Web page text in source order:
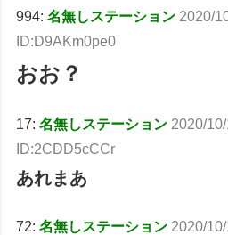
994:名無しステーション 2020/
ID:D9AKm0pe0
おお？
17:名無しステーション 2020/
ID:2CDD5cCCr
あれまあ
72:名無しステーション 2020/